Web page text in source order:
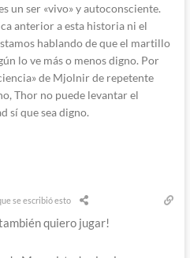
un ser «vivo» y autoconsciente.
anterior a esta historia ni el
hablando de que el martillo
lo ve más o menos digno. Por
de Mjolnir de repetente
Thor no puede levantar el
sí que sea digno.
se escribió esto
quiero jugar!